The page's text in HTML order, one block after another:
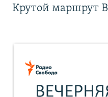
Крутой маршрут